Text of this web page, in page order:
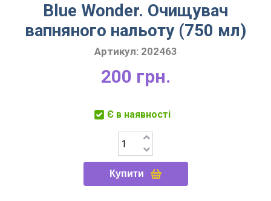
Blue Wonder. Очищувач
вапняного нальоту (750 мл)
Артикул: 202463
200 грн.
Є в наявності
Купити